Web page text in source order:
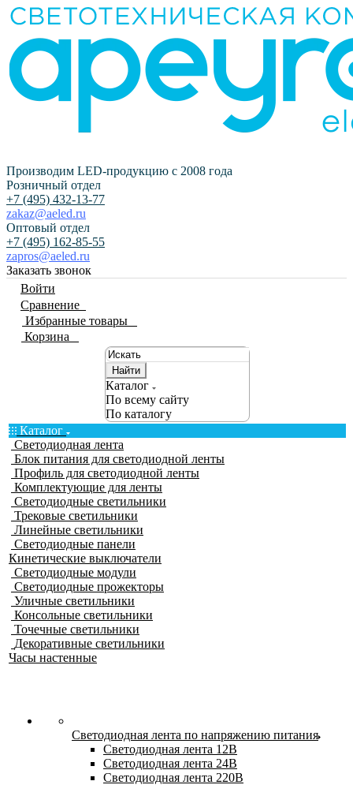
Производим LED-продукцию с 2008 года
Розничный отдел
+7 (495) 432-13-77
zakaz@aeled.ru
Оптовый отдел
+7 (495) 162-85-55
zapros@aeled.ru
Заказать звонок
Войти
Сравнение
Избранные товары
Корзина
Найти
Каталог
По всему сайту
По каталогу
Каталог
Светодиодная лента
Блок питания для светодиодной ленты
Профиль для светодиодной ленты
Комплектующие для ленты
Светодиодные светильники
Трековые светильники
Линейные светильники
Светодиодные панели
Кинетические выключатели
Светодиодные модули
Светодиодные прожекторы
Уличные светильники
Консольные светильники
Точечные светильники
Декоративные светильники
Часы настенные
Светодиодная лента по напряжению питания
Светодиодная лента 12В
Светодиодная лента 24В
Светодиодная лента 220В